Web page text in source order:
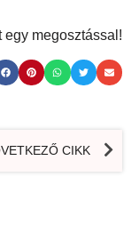
egy megosztással!
CIKK